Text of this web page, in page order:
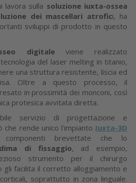
lavora sulla soluzione iuxta-ossea
dei mascellari atrofici, ha
sviluppi di prodotto in questo
digitaleviene realizzato
del laser melting in titanio,
una struttura resistente, liscia ed
Oltre a questo processo, il
in prossimità dei monconi, così
protesica avvitata diretta.
servizio di progettazione e
che rende unico l'impianto Iuxta-3D
brevettate che lo
di fissaggio, ad esempio,
strumento per il chirurgo
gli facilita il corretto alloggiamento e
soprattutto in zona linguale.